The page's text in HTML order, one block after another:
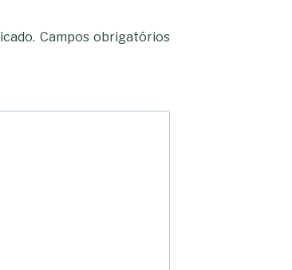
Campos obrigatórios